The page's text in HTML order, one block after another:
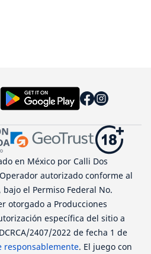
en México por Calli Dos
autorizado conforme al
bajo el Permiso Federal No.
otorgado a Producciones
específica del sitio a
2407/2022 de fecha 1 de
responsablemente. El juego con